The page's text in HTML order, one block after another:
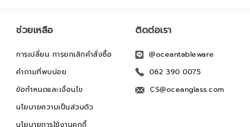
ช่วยเหลือ
การเปลี่ยน การยกเลิกคำสั่งซื้อ
คำถามที่พบบ่อย
ข้อกำหนดและเงื่อนไข
นโยบายความเป็นส่วนตัว
นโยบายการใช้งานคุกกี้
ติดต่อเรา
@oceantableware
062 390 0075
CS@oceanglass.com